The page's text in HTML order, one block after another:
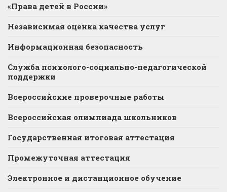
«Права детей в России»
Независимая оценка качества услуг
Информационная безопасность
Служба психолого-социально-педагогической
поддержки
Всероссийские проверочные работы
Всероссийская олимпиада школьников
Государственная итоговая аттестация
Промежуточная аттестация
Электронное и дистанционное обучение